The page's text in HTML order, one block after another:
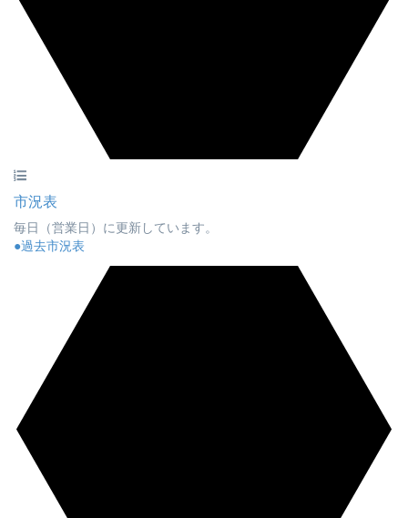
市況表
毎日（営業日）に更新しています。
●過去市況表